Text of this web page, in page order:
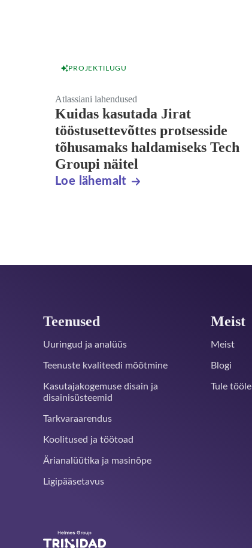
PROJEKTILUGU
Atlassiani lahendused
Kuidas kasutada Jirat
tööstusettevõttes protsesside
tõhusamaks haldamiseks Tech
Groupi näitel
Loe lähemalt
Teenused
Uuringud ja analüüs
Teenuste kvaliteedi mõõtmine
Kasutajakogemuse disain ja
disainisüsteemid
Tarkvaraarendus
Koolitused ja töötoad
Ärianalüütika ja masinõpe
Ligipääsetavus
Meist
Meist
Blogi
Tule tööle